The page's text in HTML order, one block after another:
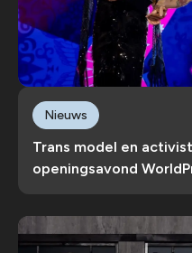
Trans model en
openingsavond
Nieuws